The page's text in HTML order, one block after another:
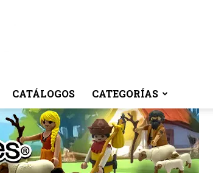
CATÁLOGOS CATEGORÍAS